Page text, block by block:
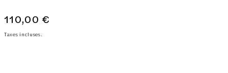
Prix
normal
110,00 €
Taxes incluses.